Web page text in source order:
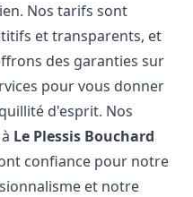
Nos tarifs sont
et transparents, et
des garanties sur
pour vous donner
d'esprit. Nos
Le Plessis Bouchard
confiance pour notre
et notre